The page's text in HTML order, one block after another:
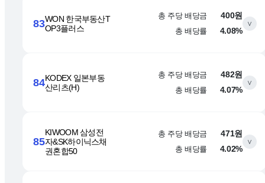
83WON 한국부동산T
OP3플러스
총 주당 배당금
400원
총 배당률
4.08%
∨
84KODEX 일본부동
산리츠(H)
총 주당 배당금
482원
총 배당률
4.07%
∨
85
KIWOOM 삼성전
자&SK하이닉스채
권혼합50
총 주당 배당금
471원
총 배당률
4.02%
∨